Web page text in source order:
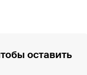
оставить